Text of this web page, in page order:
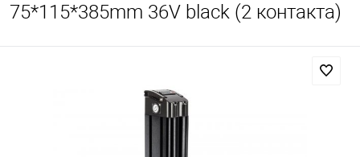
75*115*385mm 36V black (2 контакта)